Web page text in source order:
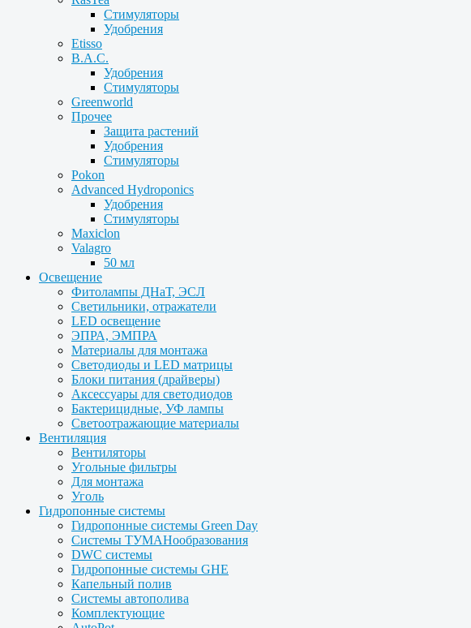
Стимуляторы
Удобрения
Etisso
B.A.C.
Удобрения
Стимуляторы
Greenworld
Прочее
Защита растений
Удобрения
Стимуляторы
Pokon
Advanced Hydroponics
Удобрения
Стимуляторы
Maxiclon
Valagro
50 мл
Освещение
Фитолампы ДНаТ, ЭСЛ
Светильники, отражатели
LED освещение
ЭПРА, ЭМПРА
Материалы для монтажа
Светодиоды и LED матрицы
Блоки питания (драйверы)
Аксессуары для светодиодов
Бактерицидные, УФ лампы
Светоотражающие материалы
Вентиляция
Вентиляторы
Угольные фильтры
Для монтажа
Уголь
Гидропонные системы
Гидропонные системы Green Day
Системы ТУМАНообразования
DWC системы
Гидропонные системы GHE
Капельный полив
Системы автополива
Комплектующие